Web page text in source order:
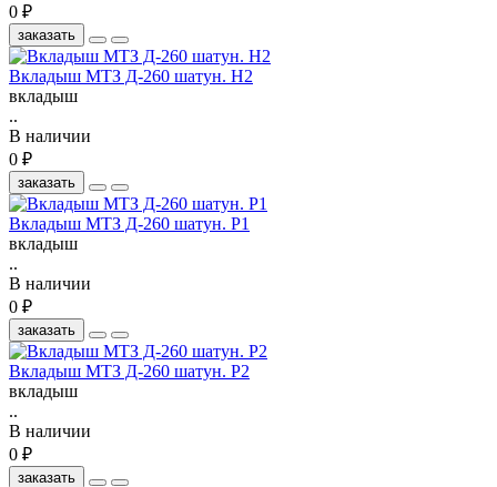
0 ₽
заказать
Вкладыш МТЗ Д-260 шатун. Н2
вкладыш
..
В наличии
0 ₽
заказать
Вкладыш МТЗ Д-260 шатун. Р1
вкладыш
..
В наличии
0 ₽
заказать
Вкладыш МТЗ Д-260 шатун. Р2
вкладыш
..
В наличии
0 ₽
заказать